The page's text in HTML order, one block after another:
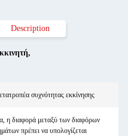
Description
,
συχνότητας εκκίνησης
η διαφορά μεταξύ των διαφόρων
πρέπει να υπολογίζεται